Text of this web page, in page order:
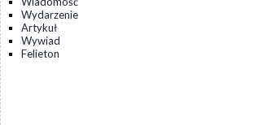
Wydarzenie
Artykuł
Wywiad
Felieton